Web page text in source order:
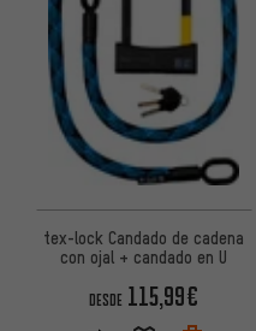
tex-lock Candado de cadena
con ojal + candado en U
DESDE 115,99€